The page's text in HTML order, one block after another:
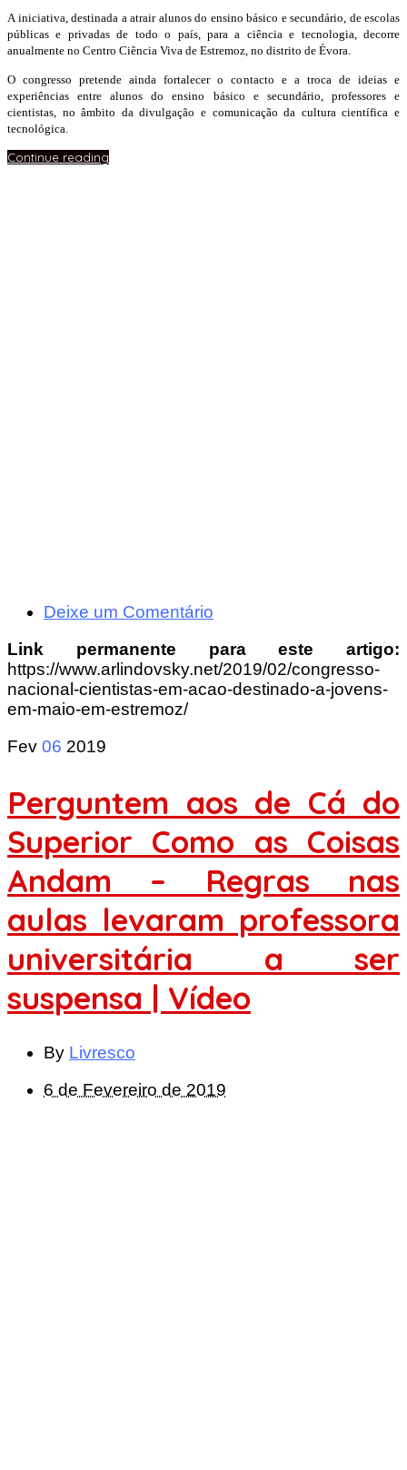
A iniciativa, destinada a atrair alunos do ensino básico e secundário, de escolas
públicas e privadas de todo o país, para a ciência e tecnologia, decorre
anualmente no Centro Ciência Viva de Estremoz, no distrito de Évora.
O congresso pretende ainda fortalecer o contacto e a troca de ideias e
experiências entre alunos do ensino básico e secundário, professores e
cientistas, no âmbito da divulgação e comunicação da cultura científica e
tecnológica.
Continue reading
Deixe um Comentário
Link permanente para este artigo:
https://www.arlindovsky.net/2019/02/congresso-
nacional-cientistas-em-acao-destinado-a-jovens-
em-maio-em-estremoz/
Fev 06 2019
Perguntem aos de Cá do
Superior Como as Coisas
Andam – Regras nas
aulas levaram professora
universitária a ser
suspensa | Vídeo
By Livresco
6 de Fevereiro de 2019